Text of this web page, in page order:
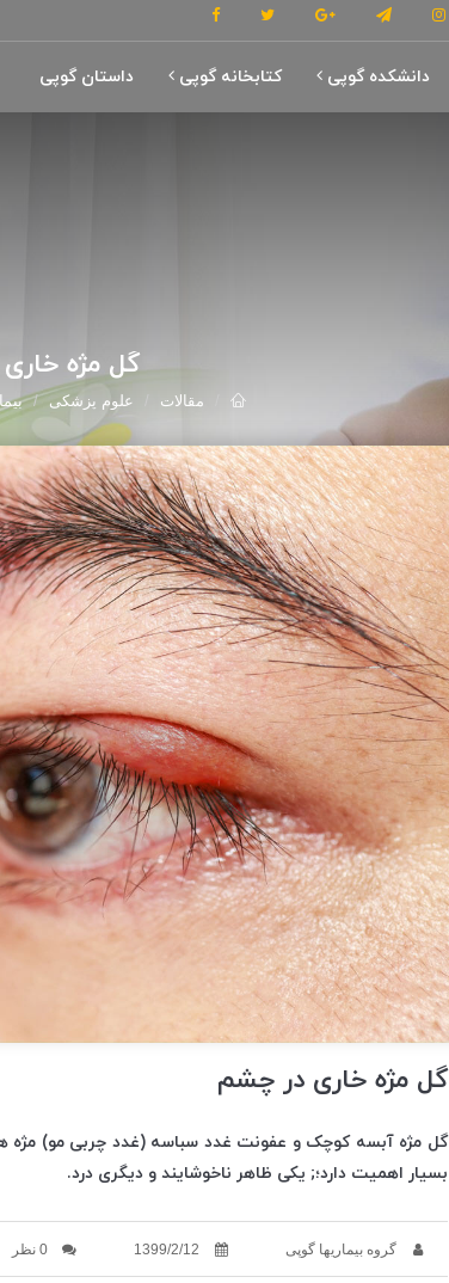
دانشکده گوپی کتابخانه گوپی داستان گوپی
گل مژه
مقالات علوم پزشکی
گل مژه خاری در چشم
گل مژه آبسه کوچک و عفونت غدد سباسه (غدد چربی مو) مژه
بسیار اهمیت دارد؛; یکی ظاهر ناخوشایند و دیگری درد.
گروه بیماریها گوپی 1399/2/12 0 نظر